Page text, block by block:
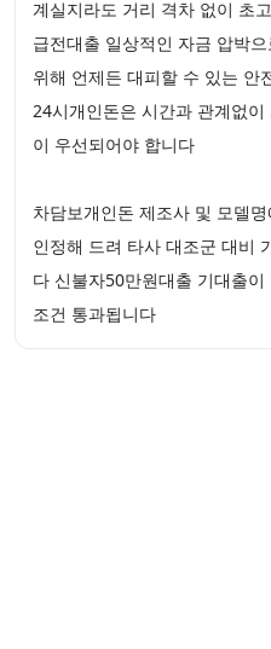
계실지라도 거리 격차 없이 초
급전대출 일상적인 자금 압박
위해 언제든 대피할 수 있는 안
24시개인돈은 시간과 관계없
이 우선되어야 합니다
차담보개인돈 제조사 및 모델
인정해 드려 타사 대조군 대비
다 신불자50만원대출 기대출
조건 통과됩니다